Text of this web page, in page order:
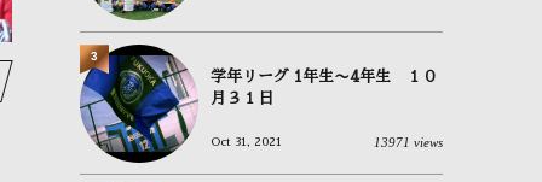
学年リーグ 1年生〜4年生 １０
月３１日
Oct 31, 2021 13971 views
3